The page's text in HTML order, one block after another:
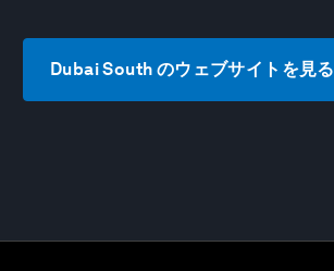
Dubai South のウェブサイトを見る